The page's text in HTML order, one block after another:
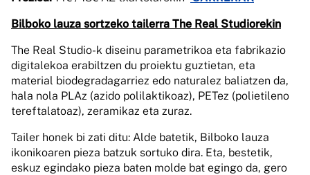
Bilboko lauza sortzeko tailerra The Real Studiorekin
The Real Studio-k diseinu parametrikoa eta fabrikazio
digitalekoa erabiltzen du proiektu guztietan, eta
material biodegradagarriez edo naturalez baliatzen da,
hala nola PLAz (azido polilaktikoaz), PETez (polietileno
tereftalatoaz), zeramikaz eta zuraz.
Tailer honek bi zati ditu: Alde batetik, Bilboko lauza
ikonikoaren pieza batzuk sortuko dira. Eta, bestetik,
eskuz egindako pieza baten molde bat egingo da, gero